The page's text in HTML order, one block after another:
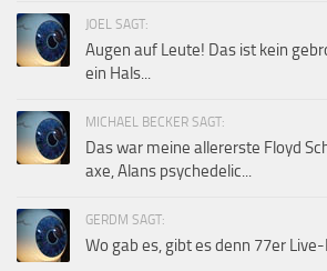
JOEL SAGT:
Augen auf Leute! Das ist kein
ein Hals...
MICHAEL BECKER SAGT:
Das war meine allererste Floyd
axe, Alans psychedelic...
GERDM SAGT:
Wo gab es, gibt es denn 77er